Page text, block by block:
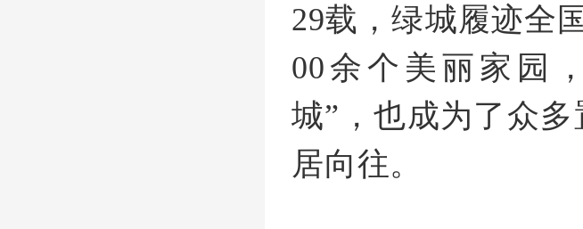
29载，绿城履迹全
00余个美丽家园
城”，也成为了众
居向往。